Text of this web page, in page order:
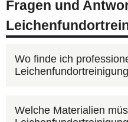
Fragen und
Wo finde ich
Unter0800 6003005
Welche Materialien